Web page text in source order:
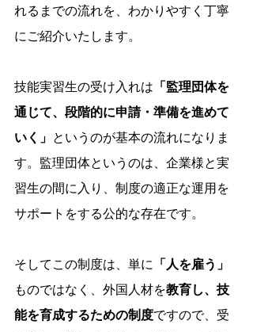
れるまでの流れを、わかりやすく丁寧
にご紹介いたします。
技能実習生の受け入れは 「監理団体を
通じて、段階的に申請・準備を進めて
いく」 というのが基本の流れになりま
す。監理団体というのは、企業様と実
習生の間に入り、制度の適正な運用を
サポートをする公的な存在です。
そしてこの制度は、単に
「人を雇う」
ものではなく、外国人材を教育し、技
能を育成するための制度ですので、受